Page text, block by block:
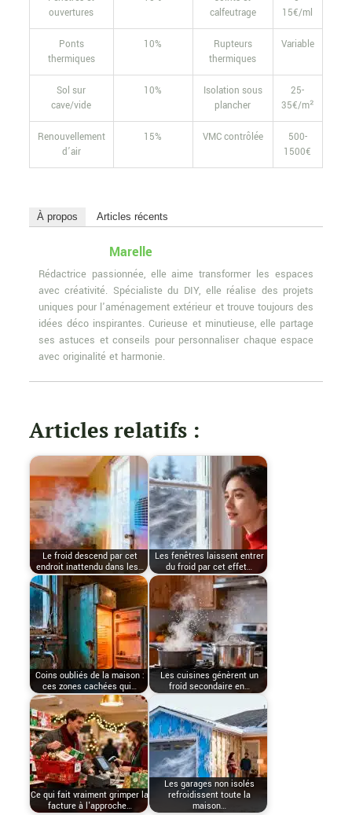
ouvertures
calfeutrage
15€/ml
Ponts
thermiques
10%
Rupteurs
thermiques
Variable
Sol sur
cave/vide
10%
Isolation sous
plancher
25-
35€/m²
Renouvellement
d’air
15% VMC contrôlée
500-
1500€
À propos Articles récents
Marelle
Rédactrice passionnée, elle aime transformer les espaces
avec créativité. Spécialiste du DIY, elle réalise des projets
uniques pour l'aménagement extérieur et trouve toujours des
idées déco inspirantes. Curieuse et minutieuse, elle partage
ses astuces et conseils pour personnaliser chaque espace
avec originalité et harmonie.
Articles relatifs :
Le froid descend par cet
endroit inattendu dans les…
Les fenêtres laissent entrer
du froid par cet effet…
Coins oubliés de la maison :
ces zones cachées qui…
Les cuisines génèrent un
froid secondaire en…
Ce qui fait vraiment grimper la
facture à l'approche…
Les garages non isolés
refroidissent toute la
maison…